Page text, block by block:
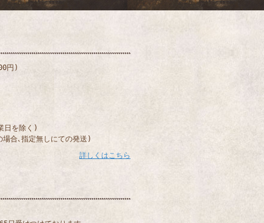
円)
日を除く)
合､指定無しにての発送)
詳しくはこちら